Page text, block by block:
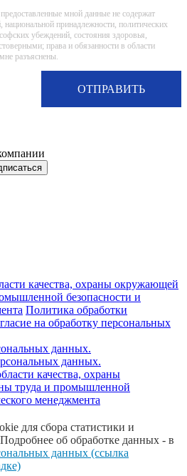
мной данные не содержат
принадлежности, политических
убеждений, состояния здоровья,
права и обязанности в области
разъяснены.
качества, охраны окружающей
безопасности и
Политика обработки
на обработку персональных
данных.
данных.
качества, охраны
труда и промышленной
менеджмента
для сбора статистики и
об обработке данных - в
данных (ссылка